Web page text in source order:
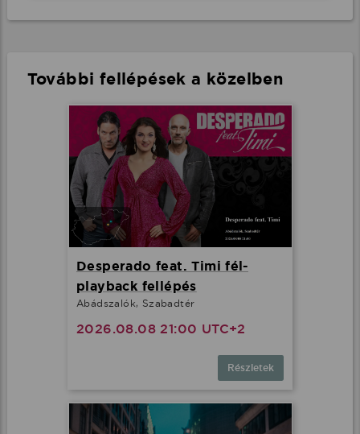
További fellépések a közelben
Desperado feat. Timi fél-
playback fellépés
Abádszalók, Szabadtér
2026.08.08 21:00 UTC+2
Részletek